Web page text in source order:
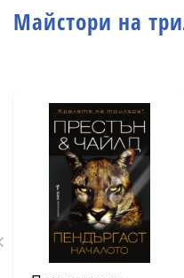
Майстори на